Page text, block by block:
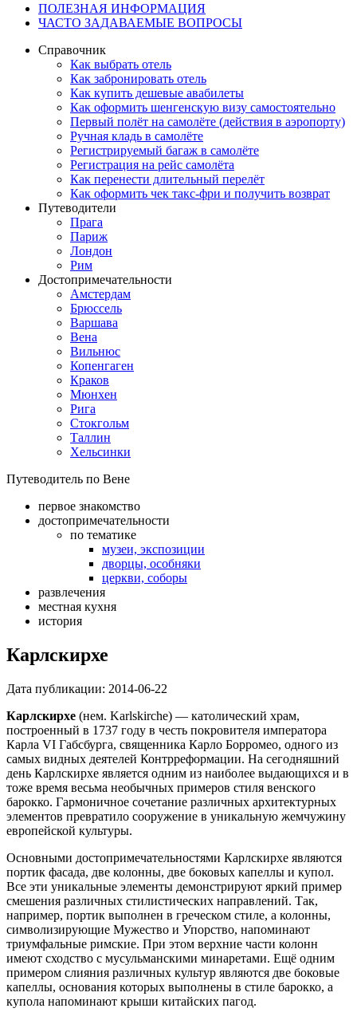
ПОЛЕЗНАЯ ИНФОРМАЦИЯ
ЧАСТО ЗАДАВАЕМЫЕ ВОПРОСЫ
Справочник
Как выбрать отель
Как забронировать отель
Как купить дешевые авабилеты
Как оформить шенгенскую визу самостоятельно
Первый полёт на самолёте (действия в аэропорту)
Ручная кладь в самолёте
Регистрируемый багаж в самолёте
Регистрация на рейс самолёта
Как перенести длительный перелёт
Как оформить чек такс-фри и получить возврат
Путеводители
Прага
Париж
Лондон
Рим
Достопримечательности
Амстердам
Брюссель
Варшава
Вена
Вильнюс
Копенгаген
Краков
Мюнхен
Рига
Стокгольм
Таллин
Хельсинки
Путеводитель по Вене
первое знакомство
достопримечательности
по тематике
музеи, экспозиции
дворцы, особняки
церкви, соборы
развлечения
местная кухня
история
Карлскирхе
Дата публикации: 2014-06-22
Карлскирхе (нем. Karlskirche) — католический храм,
построенный в 1737 году в честь покровителя императора
Карла VI Габсбурга, священника Карло Борромео, одного из
самых видных деятелей Контрреформации. На сегодняшний
день Карлскирхе является одним из наиболее выдающихся и в
тоже время весьма необычных примеров стиля венского
барокко. Гармоничное сочетание различных архитектурных
элементов превратило сооружение в уникальную жемчужину
европейской культуры.
Основными достопримечательностями Карлскирхе являются
портик фасада, две колонны, две боковых капеллы и купол.
Все эти уникальные элементы демонстрируют яркий пример
смешения различных стилистических направлений. Так,
например, портик выполнен в греческом стиле, а колонны,
символизирующие Мужество и Упорство, напоминают
триумфальные римские. При этом верхние части колонн
имеют сходство с мусульманскими минаретами. Ещё одним
примером слияния различных культур являются две боковые
капеллы, основания которых выполнены в стиле барокко, а
купола напоминают крыши китайских пагод.